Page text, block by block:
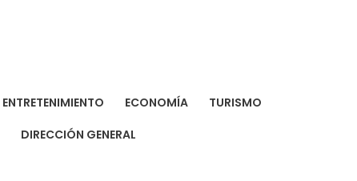
ENTRETENIMIENTO ECONOMÍA
TURISMO
DIRECCIÓN GENERAL